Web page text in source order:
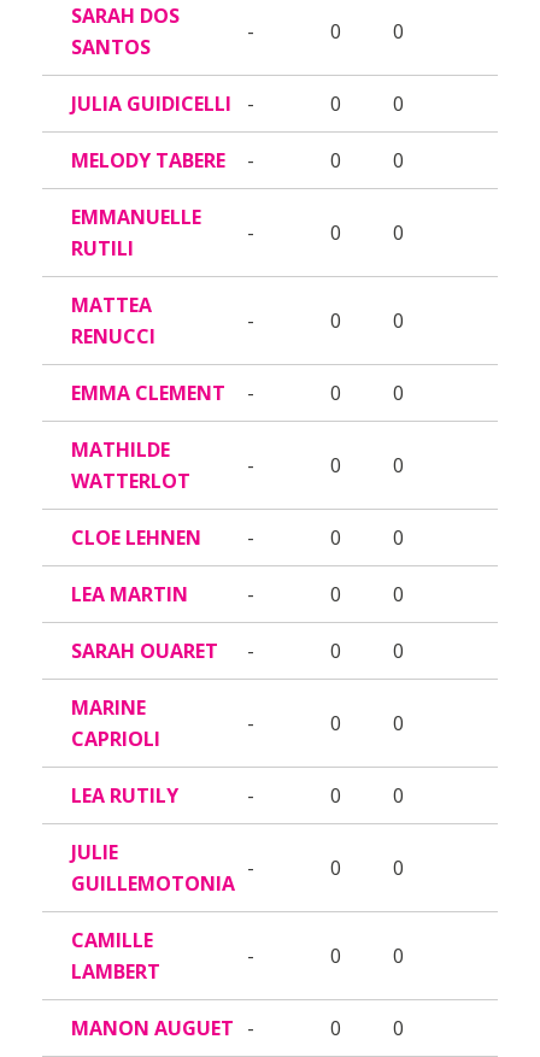
SARAH DOS
SANTOS
- 0 0
JULIA GUIDICELLI - 0 0
MELODY TABERE - 0 0
EMMANUELLE
RUTILI
- 0 0
MATTEA
RENUCCI
- 0 0
EMMA CLEMENT - 0 0
MATHILDE
WATTERLOT
- 0 0
CLOE LEHNEN - 0 0
LEA MARTIN - 0 0
SARAH OUARET - 0 0
MARINE
CAPRIOLI
- 0 0
LEA RUTILY - 0 0
JULIE
GUILLEMOTONIA
- 0 0
CAMILLE
LAMBERT
- 0 0
MANON AUGUET - 0 0